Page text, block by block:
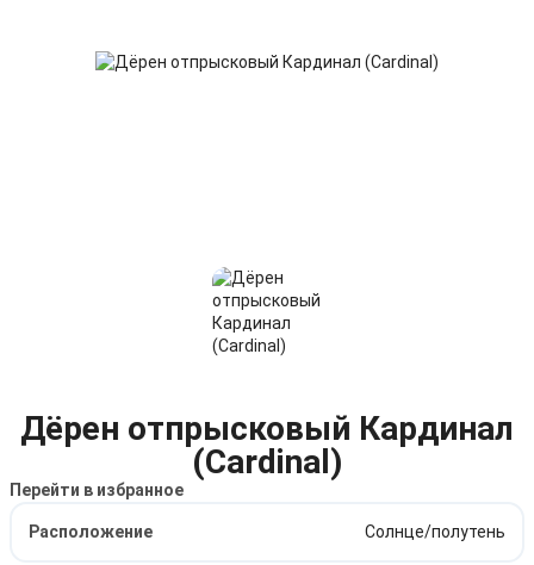
Дёрен отпрысковый Кардинал
(Cardinal)
Перейти в избранное
Расположение Солнце/полутень